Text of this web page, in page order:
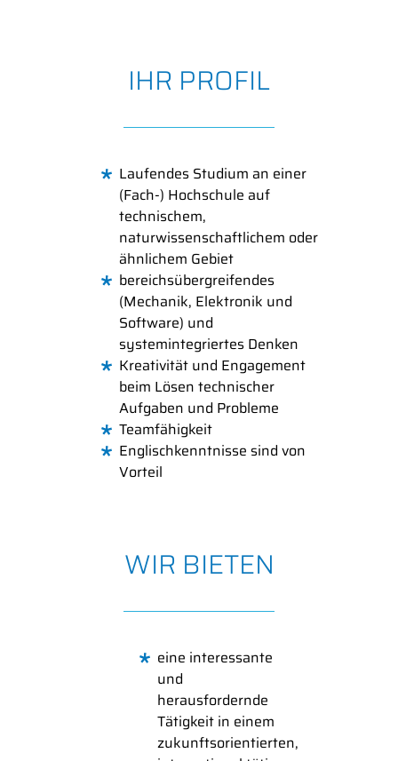
IHR PROFIL
Laufendes Studium an einer
(Fach-) Hochschule auf
technischem,
naturwissenschaftlichem oder
ähnlichem Gebiet
bereichsübergreifendes
(Mechanik, Elektronik und
Software) und
systemintegriertes Denken
Kreativität und Engagement
beim Lösen technischer
Aufgaben und Probleme
Teamfähigkeit
Englischkenntnisse sind von
Vorteil
WIR BIETEN
eine interessante
und
herausfordernde
Tätigkeit in einem
zukunftsorientierten,